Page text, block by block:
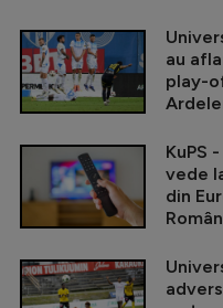
au
play-
KuPS
vede
din